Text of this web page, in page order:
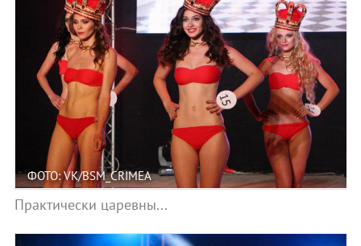
ФОТО: VK/BSM_CRIMEA
Практически царевны...